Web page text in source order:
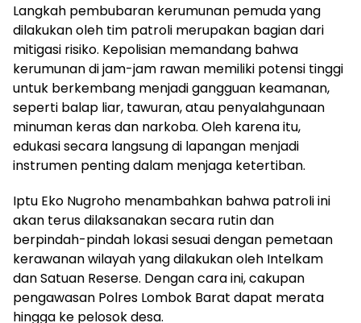
Langkah pembubaran kerumunan pemuda yang
dilakukan oleh tim patroli merupakan bagian dari
mitigasi risiko. Kepolisian memandang bahwa
kerumunan di jam-jam rawan memiliki potensi tinggi
untuk berkembang menjadi gangguan keamanan,
seperti balap liar, tawuran, atau penyalahgunaan
minuman keras dan narkoba. Oleh karena itu,
edukasi secara langsung di lapangan menjadi
instrumen penting dalam menjaga ketertiban.
Iptu Eko Nugroho menambahkan bahwa patroli ini
akan terus dilaksanakan secara rutin dan
berpindah-pindah lokasi sesuai dengan pemetaan
kerawanan wilayah yang dilakukan oleh Intelkam
dan Satuan Reserse. Dengan cara ini, cakupan
pengawasan Polres Lombok Barat dapat merata
hingga ke pelosok desa.